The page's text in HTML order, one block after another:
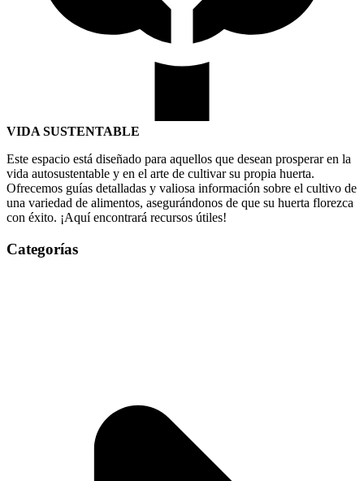
VIDA SUSTENTABLE
Este espacio está diseñado para aquellos que desean prosperar en la
vida autosustentable y en el arte de cultivar su propia huerta.
Ofrecemos guías detalladas y valiosa información sobre el cultivo de
una variedad de alimentos, asegurándonos de que su huerta florezca
con éxito. ¡Aquí encontrará recursos útiles!
Categorías